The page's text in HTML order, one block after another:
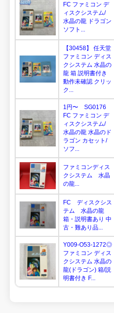
FC ファミコン デ
ィスクシステム/
水晶の龍 ドラゴン
ソフト...
【30458】 任天堂
ファミコン ディス
クシステム 水晶の
龍 箱 説明書付き
動作未確認 クリッ
ク...
1円〜 SG0176
FC ファミコン デ
ィスクシステム/
水晶の龍 水晶のド
ラゴン カセット/
ソフ...
ファミコンディス
クシステム 水晶
の龍...
FC ディスクシス
テム 水晶の龍
箱・説明書あり 中
古・難あり品...
Y009-O53-1272◎
ファミコン ディス
クシステム 水晶の
龍(ドラゴン) 箱/説
明書付き F...